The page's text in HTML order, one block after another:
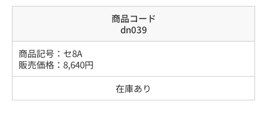
商品コード
dn039
商品記号： セ8A
販売価格： 8,640円
在庫あり